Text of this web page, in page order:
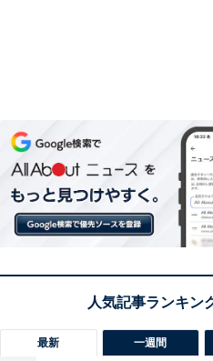
最新 一週間